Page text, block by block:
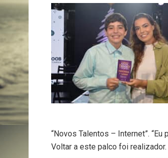
“Novos Talentos – Internet”.
Voltar a este palco foi